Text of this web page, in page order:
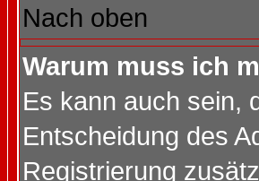
Nach oben
Warum muss ich
Es kann auch sein,
Entscheidung des
Registrierung